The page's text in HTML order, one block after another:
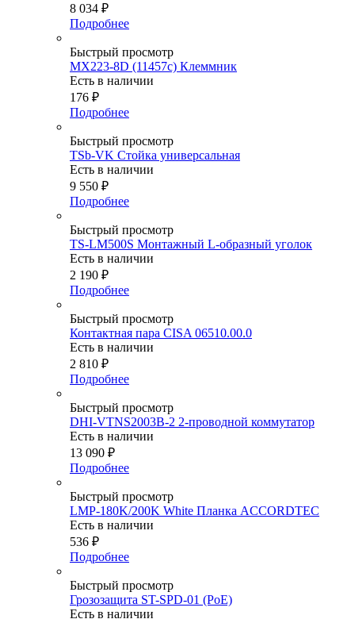
8 034 ₽
Подробнее
Быстрый просмотр
MX223-8D (11457c) Клеммник
Есть в наличии
176 ₽
Подробнее
Быстрый просмотр
TSb-VK Стойка универсальная
Есть в наличии
9 550 ₽
Подробнее
Быстрый просмотр
TS-LM500S Монтажный L-образный уголок
Есть в наличии
2 190 ₽
Подробнее
Быстрый просмотр
Контактная пара CISA 06510.00.0
Есть в наличии
2 810 ₽
Подробнее
Быстрый просмотр
DHI-VTNS2003B-2 2-проводной коммутатор
Есть в наличии
13 090 ₽
Подробнее
Быстрый просмотр
LMP-180K/200K White Планка ACCORDTEC
Есть в наличии
536 ₽
Подробнее
Быстрый просмотр
Грозозащита ST-SPD-01 (PoE)
Есть в наличии